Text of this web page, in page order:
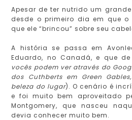
Apesar de ter nutrido um
desde o primeiro dia em que
que ele “brincou” sobre seu
A história se passa em
Eduardo, no Canadá, e que
vocês podem ver através do
dos Cuthberts em Green
beleza do lugar). O cenário é
e foi muito bem aproveitado
Montgomery, que nasceu
devia conhecer muito bem.